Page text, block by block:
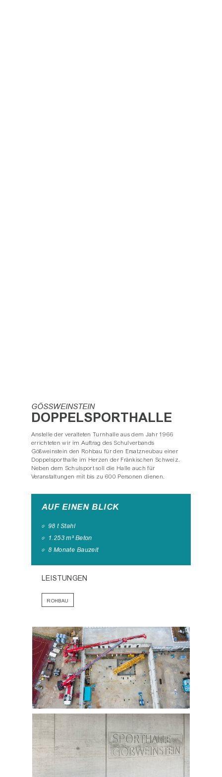
GÖSSWEINSTEIN
DOPPELSPORTHALLE
Anstelle der veralteten Turnhalle aus dem Jahr 1966
errichteten wir im Auftrag des Schulverbands
Gößweinstein den Rohbau für den Ersatzneubau einer
Doppelsporthalle im Herzen der Fränkischen Schweiz.
Neben dem Schulsport soll die Halle auch für
Veranstaltungen mit bis zu 600 Personen dienen.
AUF EINEN BLICK
98 t Stahl
1.253 m³ Beton
8 Monate Bauzeit
LEISTUNGEN
ROHBAU